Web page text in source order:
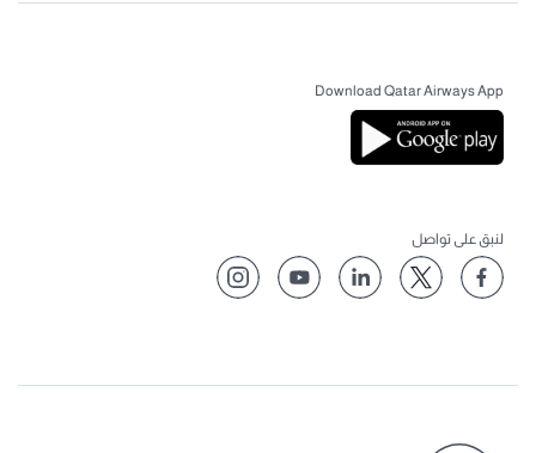
Download Qatar Airways App
لنبق على تواصل